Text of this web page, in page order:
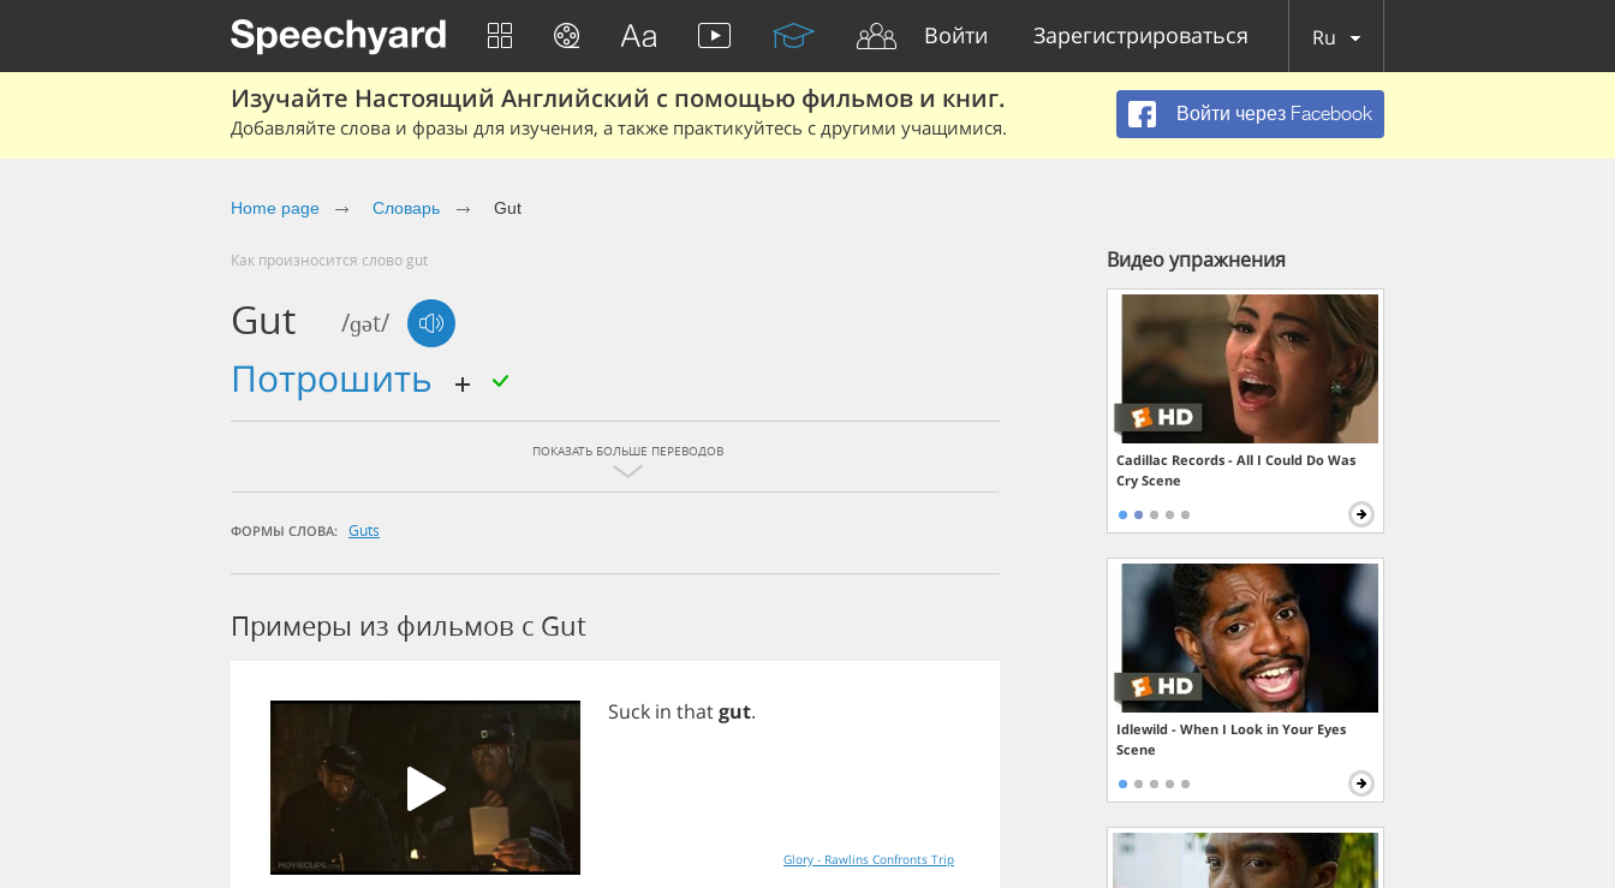
Войти Зарегистрироваться Ru
Изучайте Настоящий Английский с помощью фильмов и книг.
Добавляйте слова и фразы для изучения, а также практикуйтесь с другими учащимися.
Войти через Facebook
Home page Словарь Gut
Как произносится слово gut
Gut /ɡət/
потрошить
ПОКАЗАТЬ БОЛЬШЕ ПЕРЕВОДОВ
ФОРМЫ СЛОВА: Guts
Примеры из фильмов c Gut
Suck in thatgut.
Glory - Rawlins Confronts Trip
Видео упражнения
Cadillac Records - All I Could Do Was
Cry Scene
Idlewild - When I Look in Your Eyes
Scene